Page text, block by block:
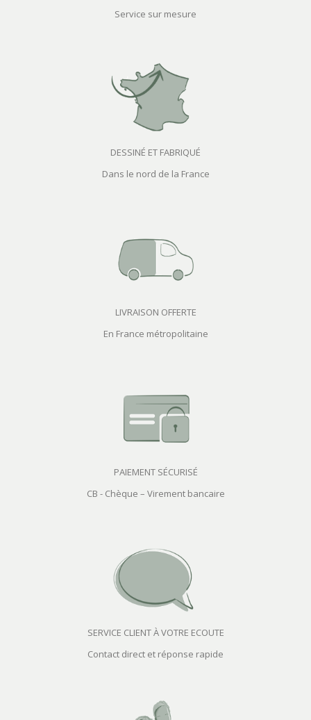
Service sur mesure
DESSINÉ ET FABRIQUÉ
Dans le nord de la France
LIVRAISON OFFERTE
En France métropolitaine
PAIEMENT SÉCURISÉ
CB - Chèque – Virement bancaire
SERVICE CLIENT À VOTRE ECOUTE
Contact direct et réponse rapide